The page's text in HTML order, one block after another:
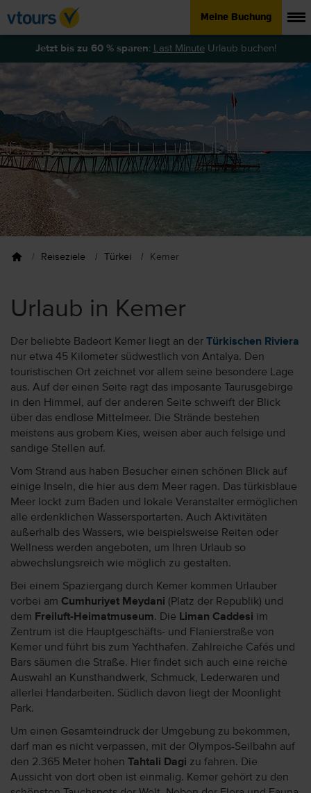
Meine Buchung
Jetzt bis zu 60 % sparen: Last MinuteUrlaub buchen!
Reiseziele Türkei Kemer
Urlaub in Kemer
Der beliebte Badeort Kemer liegt an der Türkischen Riviera
nur etwa 45 Kilometer südwestlich von Antalya. Den
touristischen Ort zeichnet vor allem seine besondere Lage
aus. Auf der einen Seite ragt das imposante Taurusgebirge
in den Himmel, auf der anderen Seite schweift der Blick
über das endlose Mittelmeer. Die Strände bestehen
meistens aus grobem Kies, weisen aber auch felsige und
sandige Stellen auf.
Vom Strand aus haben Besucher einen schönen Blick auf
einige Inseln, die hier aus dem Meer ragen. Das türkisblaue
Meer lockt zum Baden und lokale Veranstalter ermöglichen
alle erdenklichen Wassersportarten. Auch Aktivitäten
außerhalb des Wassers, wie beispielsweise Reiten oder
Wellness werden angeboten, um Ihren Urlaub so
abwechslungsreich wie möglich zu gestalten.
Bei einem Spaziergang durch Kemer kommen Urlauber
vorbei am Cumhuriyet Meydani (Platz der Republik) und
dem Freiluft-Heimatmuseum. Die Liman Caddesi im
Zentrum ist die Hauptgeschäfts- und Flanierstraße von
Kemer und führt bis zum Yachthafen. Zahlreiche Cafés und
Bars säumen die Straße. Hier findet sich auch eine reiche
Auswahl an Kunsthandwerk, Schmuck, Lederwaren und
allerlei Handarbeiten. Südlich davon liegt der Moonlight
Park.
Um einen Gesamteindruck der Umgebung zu bekommen,
darf man es nicht verpassen, mit der Olympos-Seilbahn auf
den 2.365 Meter hohen Tahtali Dagi zu fahren. Die
Aussicht von dort oben ist einmalig. Kemer gehört zu den